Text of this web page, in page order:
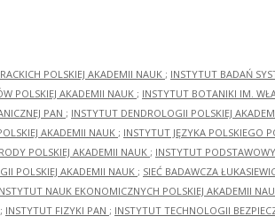
POLSKIEJ AKADEMII NAUK ; INSTYTUT BADAŃ
POLSKIEJ AKADEMII NAUK ; INSTYTUT BOTANIKI IM.
PAN ; INSTYTUT DENDROLOGII POLSKIEJ
AKADEMII NAUK ; INSTYTUT JĘZYKA POLSKIEGO
POLSKIEJ AKADEMII NAUK ; INSTYTUT
POLSKIEJ AKADEMII NAUK ; SIEĆ BADAWCZA
NAUK EKONOMICZNYCH POLSKIEJ AKADEMII
; INSTYTUT FIZYKI PAN ; INSTYTUT TECHNOLOGII